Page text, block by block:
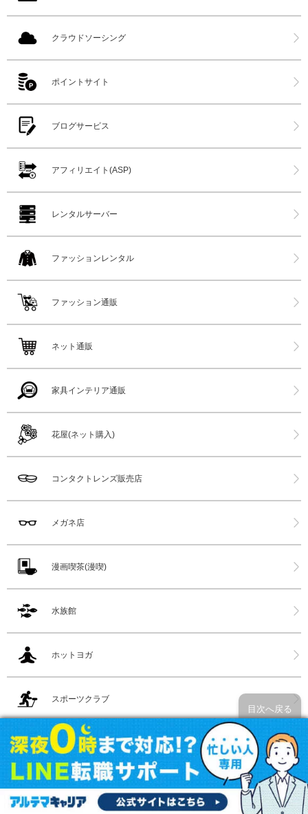
クラウドソーシング
ポイントサイト
ブログサービス
アフィリエイト(ASP)
レンタルサーバー
ファッションレンタル
ファッション通販
ネット通販
家具インテリア通販
花屋(ネット購入)
コンタクトレンズ販売店
メガネ店
漫画喫茶(漫喫)
水族館
ホットヨガ
スポーツクラブ
都内サウナ
全国サウナ
目次へ戻る